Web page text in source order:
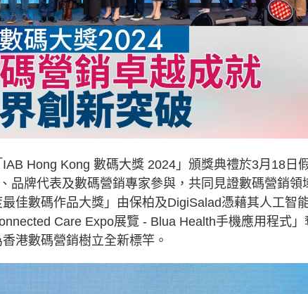
Hong Kong 數碼大獎 2024」頒獎典禮於3月18日
品牌代表及數碼營銷專家參與，共同見證數碼營銷領
佳數碼作品大獎」由保柏及DigiSalad憑藉其人工智
Care Expo展覽 - Blua Health手機應用程式」
港數碼營銷樹立全新標竿。